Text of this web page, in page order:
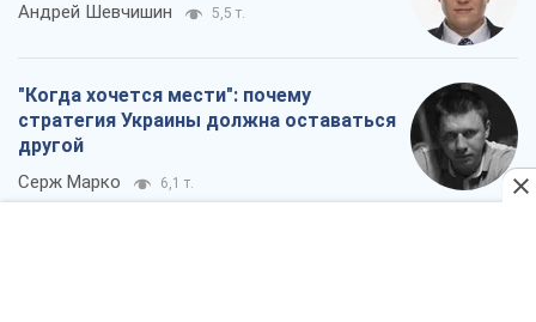
Андрей Шевчишин 5,5 т.
"Когда хочется мести": почему
стратегия Украины должна оставаться
другой
Серж Марко 6,1 т.